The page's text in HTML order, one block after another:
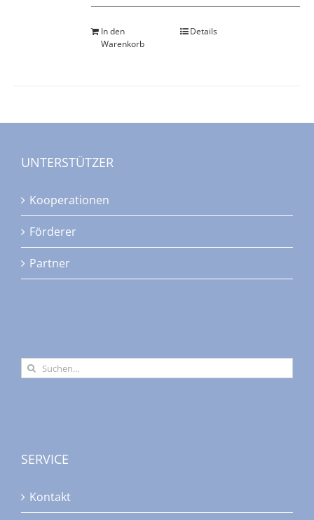
In den
Warenkorb
Details
UNTERSTÜTZER
Kooperationen
Förderer
Partner
Suche
nach:
SERVICE
Kontakt